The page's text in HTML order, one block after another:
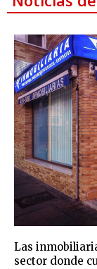
Las
sector donde